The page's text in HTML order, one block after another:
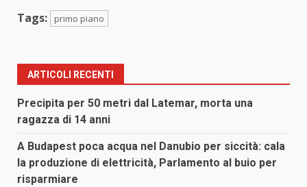
Tags: primo piano
ARTICOLI RECENTI
Precipita per 50 metri dal Latemar, morta una
ragazza di 14 anni
A Budapest poca acqua nel Danubio per siccità: cala
la produzione di elettricità, Parlamento al buio per
risparmiare